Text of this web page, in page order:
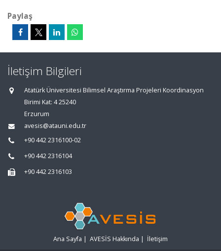
Paylaş
İletişim Bilgileri
Atatürk Üniversitesi Bilimsel Araştırma Projeleri Koordinasyon
Birimi Kat: 4 25240
Erzurum
avesis@atauni.edu.tr
+90 442 2316100-02
+90 442 2316104
+90 442 2316103
Ana Sayfa | AVESİS Hakkında | İletişim